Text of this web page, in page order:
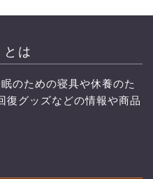
とは
のための寝具や休養のた
復グッズなどの情報や商品